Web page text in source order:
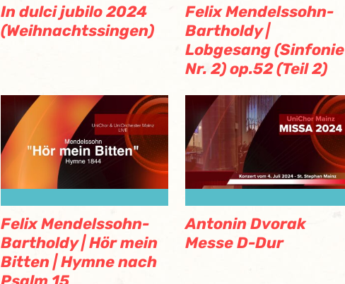
In dulci jubilo 2024
(Weihnachtssingen)
Felix Mendelssohn-
Bartholdy |
Lobgesang (Sinfonie
Nr. 2) op.52 (Teil 2)
Felix Mendelssohn-
Bartholdy | Hör mein
Bitten | Hymne nach
Antonin Dvorak
Messe D-Dur